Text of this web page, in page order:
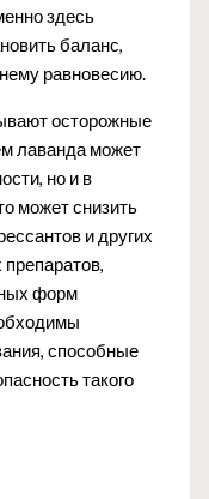
здесь
баланс,
равновесию.
осторожные
лаванда может
но и в
может снизить
и других
форм
способные
такого